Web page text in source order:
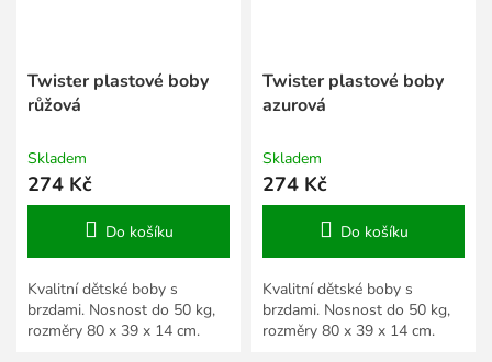
Twister plastové boby
růžová
Skladem
274 Kč
Do košíku
Kvalitní dětské boby s
brzdami. Nosnost do 50 kg,
rozměry 80 x 39 x 14 cm.
Twister plastové boby
azurová
Skladem
274 Kč
Do košíku
Kvalitní dětské boby s
brzdami. Nosnost do 50 kg,
rozměry 80 x 39 x 14 cm.